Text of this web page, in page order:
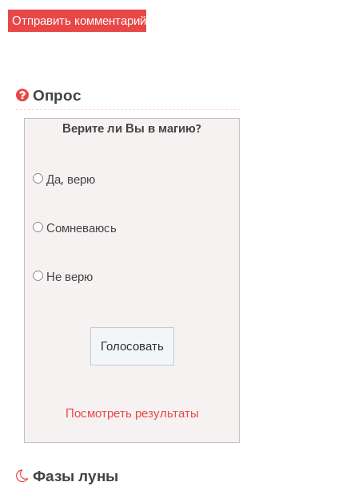
Опрос
Верите ли Вы в магию?
Да, верю
Сомневаюсь
Не верю
Посмотреть результаты
Фазы луны